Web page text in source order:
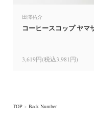
田澤祐介
コーヒースコップ ヤマ
3,619円(税込3,981円)
TOP > Back Number